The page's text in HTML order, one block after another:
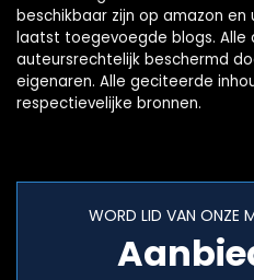
beschikbaar zijn op amazon
laatst toegevoegde blogs. Alle
auteursrechtelijk beschermd
eigenaren. Alle geciteerde
respectievelijke bronnen.
WORD LID VAN ONZE